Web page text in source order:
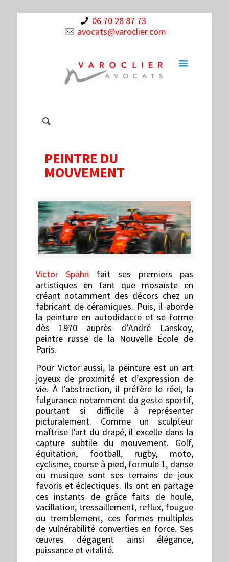
06 70 28 87 73
avocats@varoclier.com
PEINTRE DU
MOUVEMENT
Victor Spahn fait ses premiers pas
artistiques en tant que mosaïste en
créant notamment des décors chez un
fabricant de céramiques. Puis, il aborde
la peinture en autodidacte et se forme
dès 1970 auprès d’André Lanskoy,
peintre russe de la Nouvelle École de
Paris.
Pour Victor aussi, la peinture est un art
joyeux de proximité et d’expression de
vie. À l’abstraction, il préfère le réel, la
fulgurance notamment du geste sportif,
pourtant si difficile à représenter
picturalement. Comme un sculpteur
maÎtrise l’art du drapé, il excelle dans la
capture subtile du mouvement. Golf,
équitation, football, rugby, moto,
cyclisme, course à pied, formule 1, danse
ou musique sont ses terrains de jeux
favoris et éclectiques. Ils ont en partage
ces instants de grâce faits de houle,
vacillation, tressaillement, reflux, fougue
ou tremblement, ces formes multiples
de vulnérabilité converties en force. Ses
œuvres dégagent ainsi élégance,
puissance et vitalité.